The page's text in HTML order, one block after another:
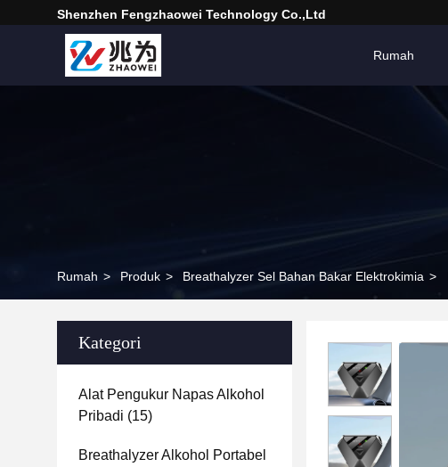
Shenzhen Fengzhaowei Technology Co.,Ltd
Rumah
Rumah > Produk > Breathalyzer Sel Bahan Bakar Elektrokimia >
Kategori
Alat Pengukur Napas Alkohol
Pribadi (15)
Breathalyzer Alkohol Portabel